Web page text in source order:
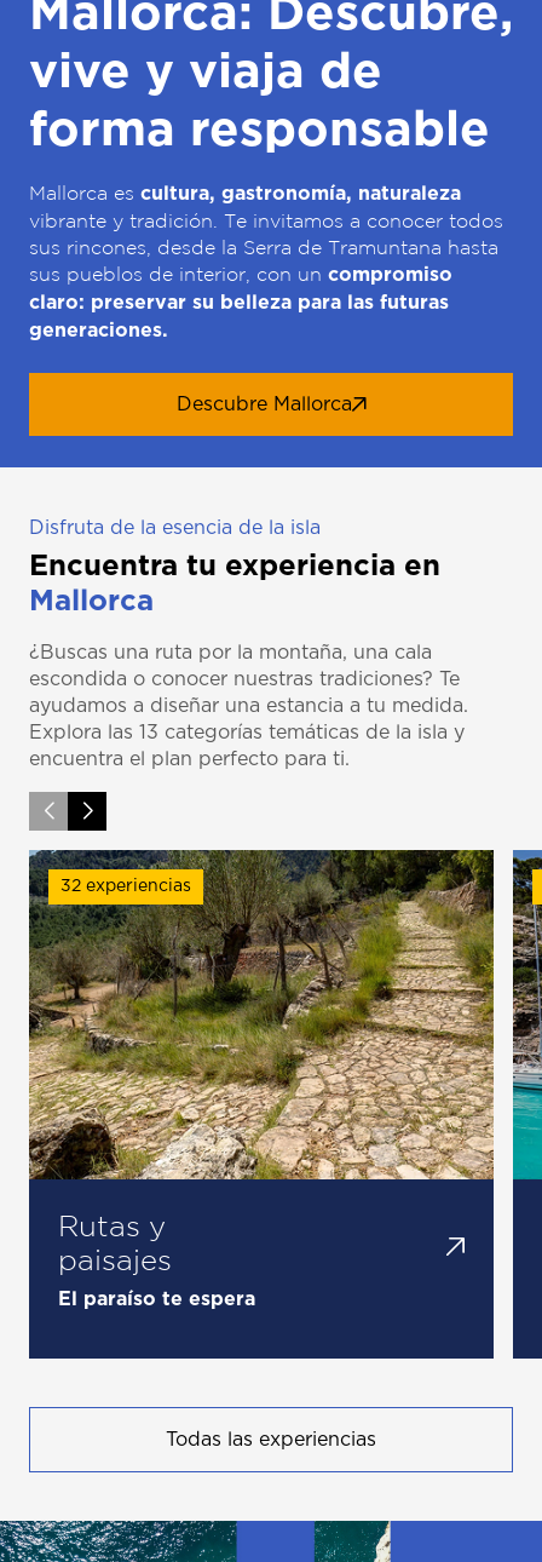
Mallorca: Descubre,
vive y viaja de
forma responsable
Mallorca es cultura, gastronomía, naturaleza
vibrante y tradición. Te invitamos a conocer todos
sus rincones, desde la Serra de Tramuntana hasta
sus pueblos de interior, con un compromiso
claro: preservar su belleza para las futuras
generaciones.
Descubre Mallorca
Disfruta de la esencia de la isla
Encuentra tu experiencia en
Mallorca
¿Buscas una ruta por la montaña, una cala
escondida o conocer nuestras tradiciones? Te
ayudamos a diseñar una estancia a tu medida.
Explora las 13 categorías temáticas de la isla y
encuentra el plan perfecto para ti.
32 experiencias
Rutas y
paisajes
El paraíso te espera
Todas las experiencias